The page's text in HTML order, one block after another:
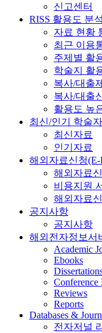
신고센터
RISS 활용도 분석
자료 현황
최근 이용
주제별 활
학술지 활
복사/대출
복사/대출
활용도 높
최신/인기 학술
최신자료
인기자료
해외자료신청(E-
해외자료
비용지원
해외자료
공지사항
공지사항
해외전자정보서
Academic
Ebooks
Conference
Reviews
Reports
Databases &
전자저널